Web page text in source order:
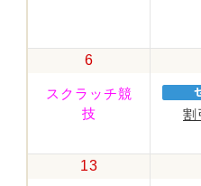
6
スクラッチ競
技
割
13